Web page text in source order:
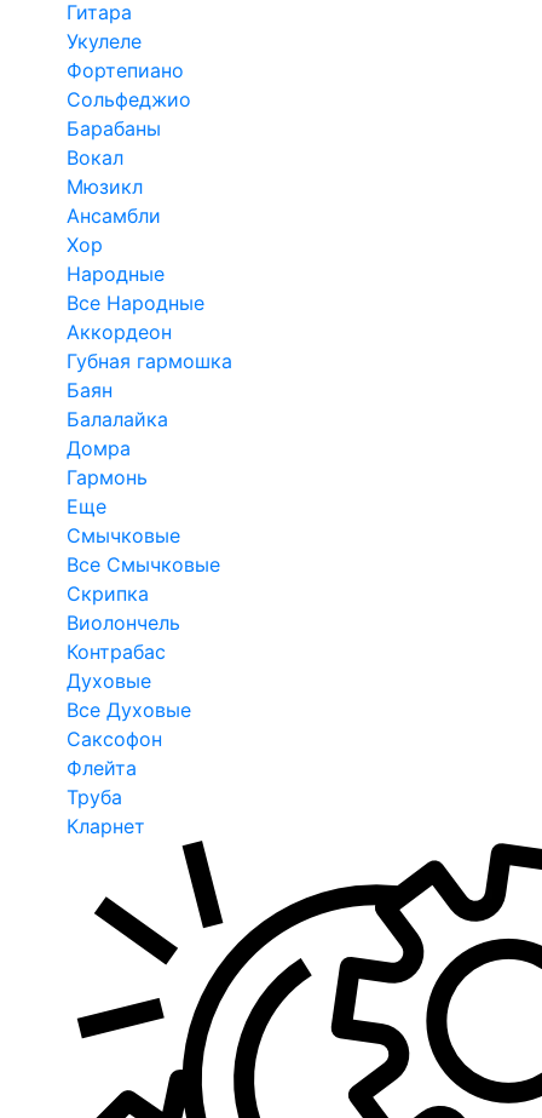
Гитара
Укулеле
Фортепиано
Сольфеджио
Барабаны
Вокал
Мюзикл
Ансамбли
Хор
Народные
Все Народные
Аккордеон
Губная гармошка
Баян
Балалайка
Домра
Гармонь
Еще
Смычковые
Все Смычковые
Скрипка
Виолончель
Контрабас
Духовые
Все Духовые
Саксофон
Флейта
Труба
Кларнет